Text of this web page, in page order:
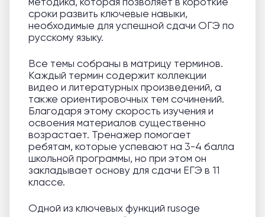
сроки развить ключевые навыки,
необходимые для успешной сдачи ОГЭ по
русскому языку.
Все темы собраны в матрицу терминов.
Каждый термин содержит коллекции
видео и литературных произведений, а
также ориентировочных тем сочинений.
Благодаря этому скорость изучения и
освоения материалов существенно
возрастает. Тренажер помогает
ребятам, которые успевают на 3-4 балла
школьной программы, но при этом он
закладывает основу для сдачи ЕГЭ в 11
классе.
Одной из ключевых функций rusoge